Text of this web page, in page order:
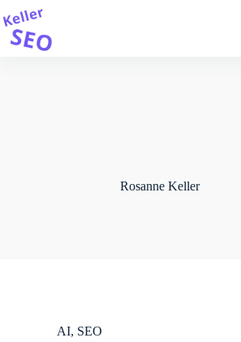
naar
inhoud
Rosanne Keller
AI, SEO